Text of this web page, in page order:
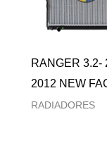
RANGER 3.2-
2012 NEW
RADIADORES